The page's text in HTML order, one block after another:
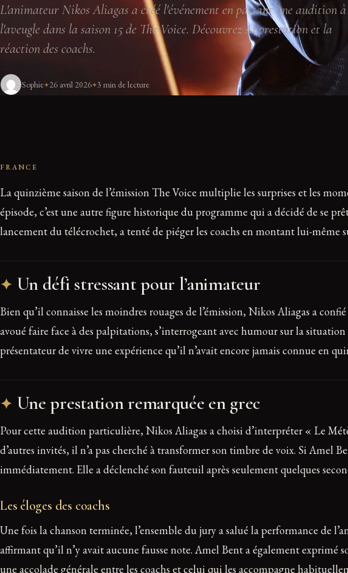
L'animateur Nikos Aliagas a créé l'événement en passant une audition à
l'aveugle dans la saison 15 de The Voice. Découvrez sa prestation et la
réaction des coachs.
Sophie 26 avril 2026 3 min de lecture
FRANCE
La quinzième saison de l’émission The Voice multiplie les surprises et les
épisode, c’est une autre figure historique du programme qui a décidé de se
lancement du télécrochet, a tenté de piéger les coachs en montant lui-même
Un défi stressant pour l’animateur
Bien qu’il connaisse les moindres rouages de l’émission, Nikos Aliagas a
avoué faire face à des palpitations, s’interrogeant avec humour sur la
présentateur de vivre une expérience qu’il n’avait encore jamais connue en
Une prestation remarquée en grec
Pour cette audition particulière, Nikos Aliagas a choisi d’interpréter « Le
d’autres invités, il n’a pas cherché à transformer son timbre de voix. Si Amel
immédiatement. Elle a déclenché son fauteuil après seulement quelques
Les éloges des coachs
Une fois la chanson terminée, l’ensemble du jury a salué la performance de
affirmant qu’il n’y avait aucune fausse note. Amel Bent a également exprimé
une accolade générale entre les coachs et celui qui les accompagne